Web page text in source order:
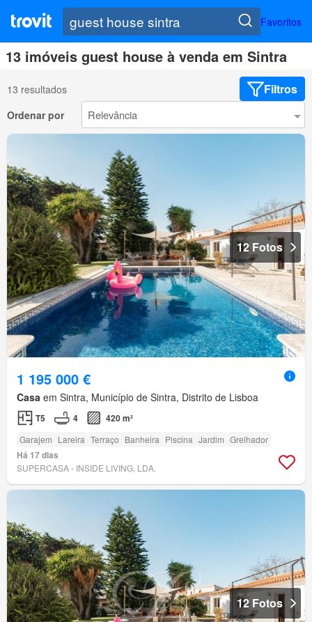
Favoritos
13 imóveis guest house à venda em Sintra
13 resultados Filtros
Ordenar por
12 Fotos
1 195 000 €
Casa em Sintra, Município de Sintra, Distrito de Lisboa
T5 4 420 m²
Garajem Lareira Terraço Banheira Piscina Jardim Grelhador
Há 17 dias
SUPERCASA - INSIDE LIVING, LDA.
12 Fotos